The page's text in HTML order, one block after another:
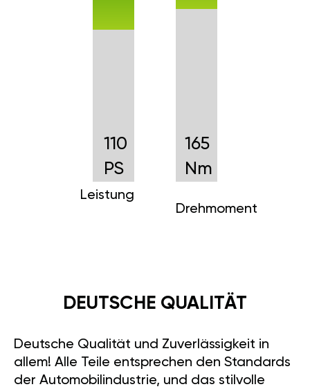
110
PS
Leistung
165
Nm
Drehmoment
DEUTSCHE QUALITÄT
Deutsche Qualität und Zuverlässigkeit in
allem! Alle Teile entsprechen den Standards
der Automobilindustrie, und das stilvolle